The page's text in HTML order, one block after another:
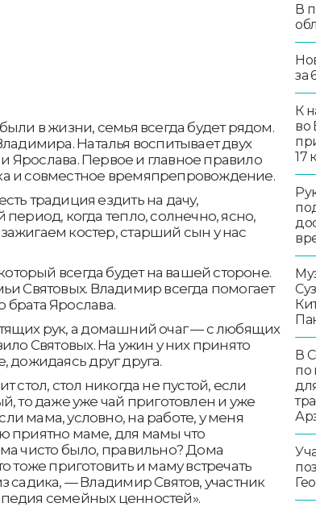
в жизни, семья всегда будет рядом.
Наталья воспитывает двух
Первое и главное правило
и совместное времяпрепровождение.
традиция ездить на дачу,
период, когда тепло, солнечно, ясно,
костер, старший сын у нас
всегда будет на вашей стороне.
Святовых. Владимир всегда помогает
Ярослава.
рук, а домашний очаг — с любящих
Святовых. На ужин у них принято
дожидаясь друг друга.
стол, стол никогда не пустой, если
то даже уже чай приготовлен и уже
мама, условно, на работе, у меня
приятно маме, для мамы что
чисто было, правильно? Дома
тоже приготовить и маму встречать
садика, — Владимир Святов, участник
семейных ценностей».
В
за
К
во
17
В
по